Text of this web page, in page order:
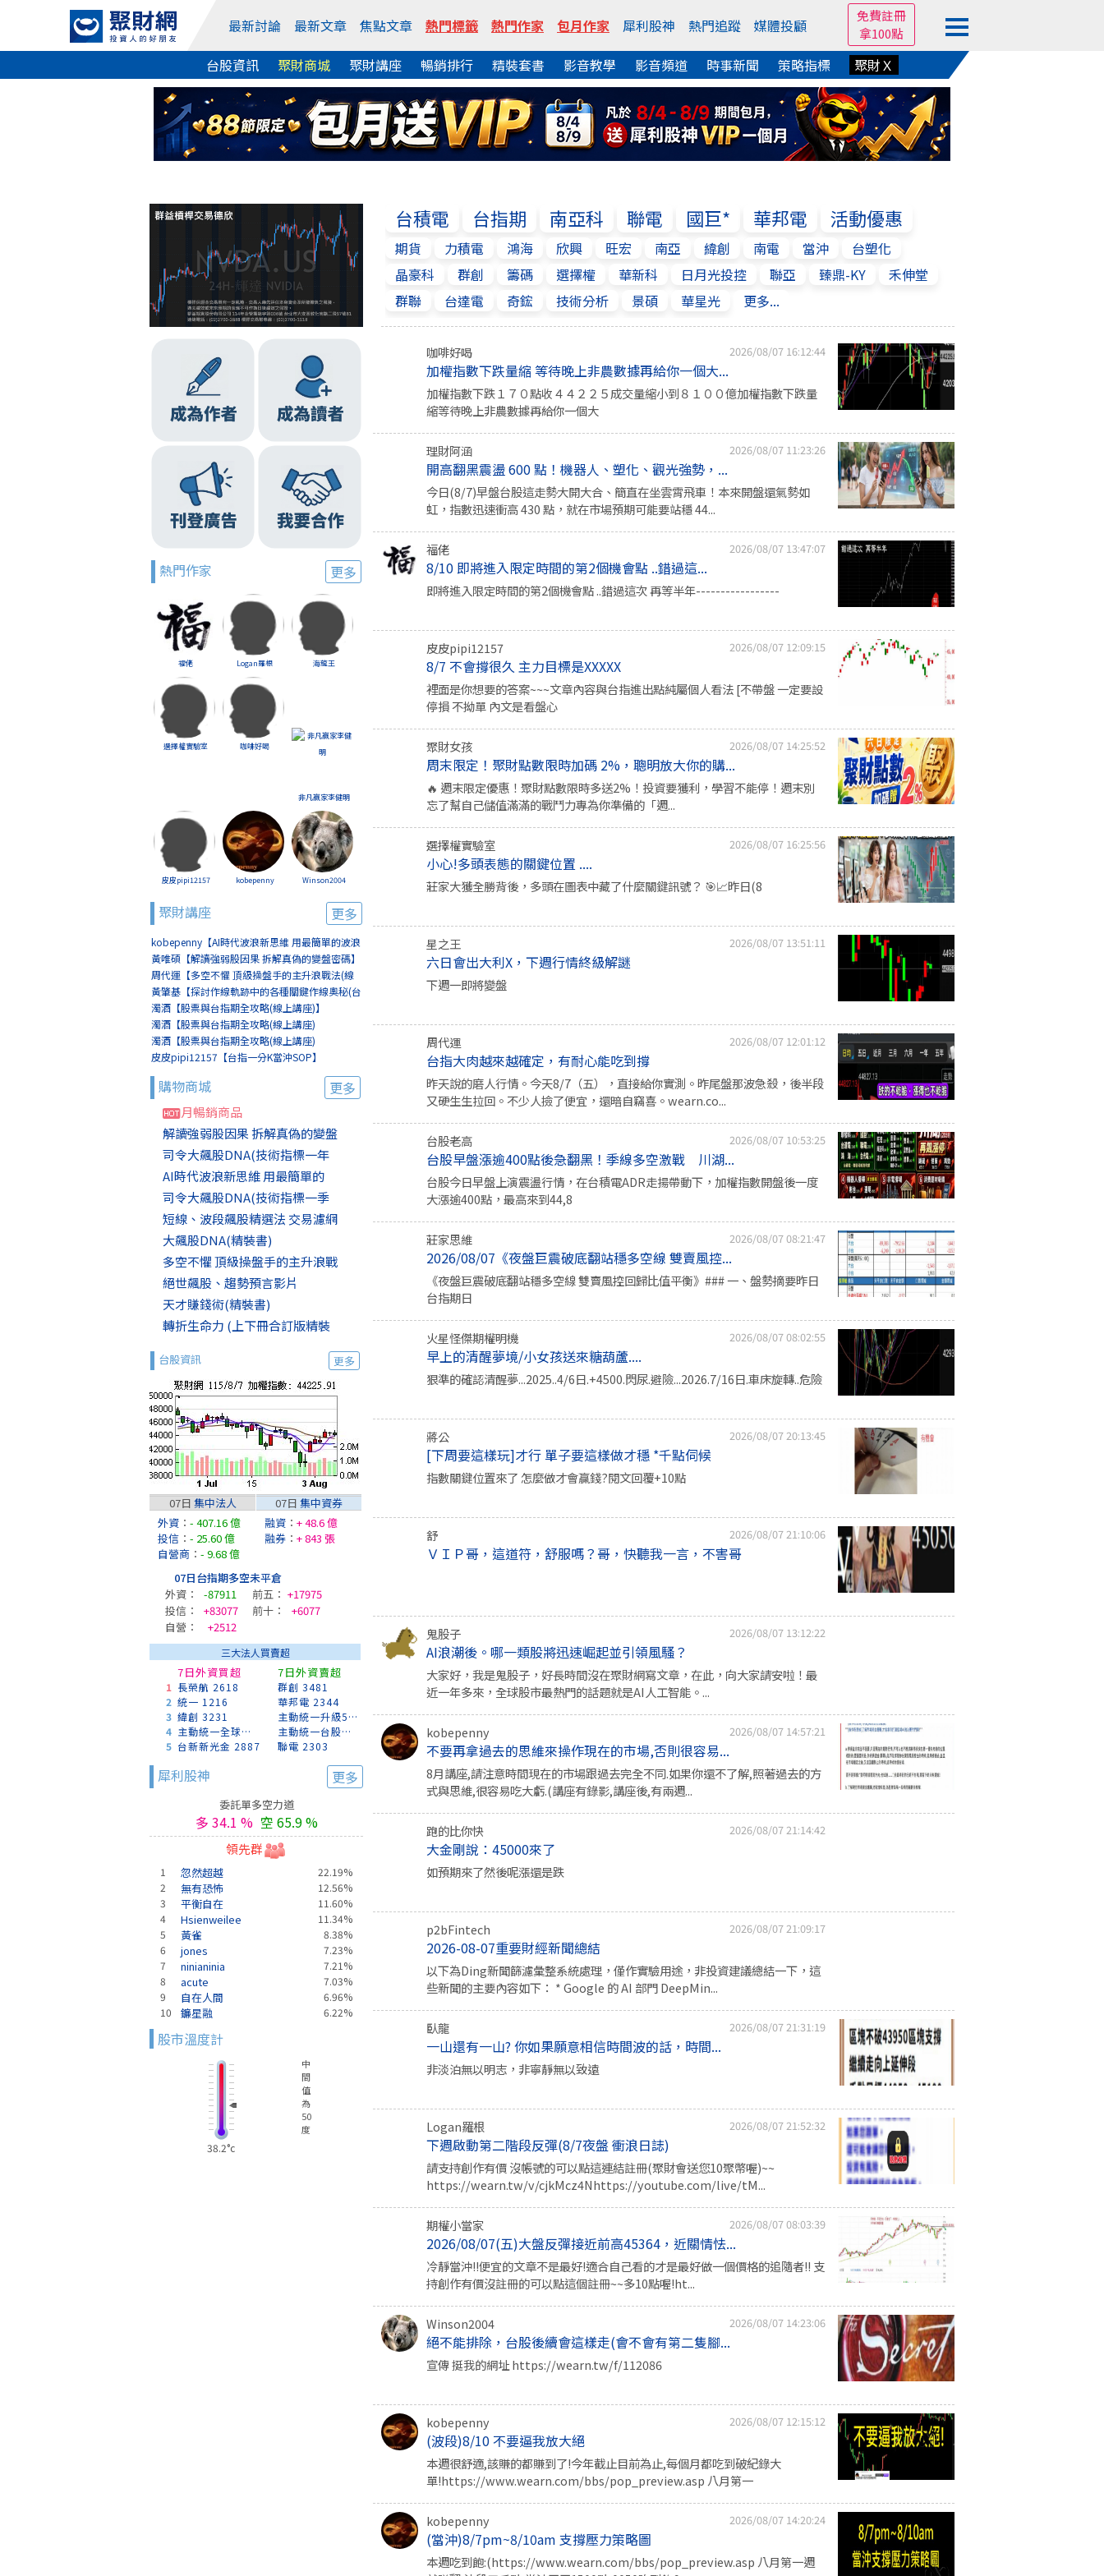
最新討論 最新文章 焦點文章 熱門標籤 熱門作家 包月作家 犀利股神 熱門追蹤 媒體投顧
免費註冊
拿100點
台股資訊 聚財商城 聚財講座 暢銷排行 精裝套書 影音教學 影音頻道 時事新聞 策略指標 聚財Ｘ
熱門作家 更多
福佬 Logan羅根 海龍王
選擇權實驗室 咖啡好喝
非凡贏家李健明
皮皮pipi12157 kobepenny Winson2004
聚財講座 更多
kobepenny【AI時代波浪新思維 用最簡單的波浪
賺最簡單的錢(線上講座)】
黃唯碩【解讀強弱股因果 拆解真偽的變盤密碼】
周代運【多空不懼 頂級操盤手的主升浪戰法(線
上講座)】
黃肇基【探討作線軌跡中的各種關鍵作線奧秘(台
北)】
濁酒【股票與台指期全攻略(線上講座)】
濁酒【股票與台指期全攻略(線上講座)
(8/2+8/9)】
濁酒【股票與台指期全攻略(線上講座)
(8/16+8/23)】
皮皮pipi12157【台指一分K當沖SOP】
購物商城 更多
月暢銷商品
解讀強弱股因果 拆解真偽的變盤
司令大飆股DNA(技術指標一年
AI時代波浪新思維 用最簡單的
司令大飆股DNA(技術指標一季
短線、波段飆股精選法 交易濾網
大飆股DNA(精裝書)
多空不懼 頂級操盤手的主升浪戰
絕世飆股、趨勢預言影片
天才賺錢術(精裝書)
轉折生命力 (上下冊合訂版精裝
台股資訊 更多
07日 集中法人
外資 ： - 407.16 億
投信 ： - 25.60 億
自營商 ： - 9.68 億
07日 集中資券
融資 ： + 48.6 億
融券 ： + 843 張
07日台指期多空未平倉
外資：
-87911 前五： +17975
投信：
+83077 前十：
+6077
自營：
+2512
三大法人買賣超
1
2
3
4
5
7日外資買超
長榮航 2618
統一 1216
緯創 3231
主動統一全球創新 00988A
台新新光金 2887
7日外資賣超
群創 3481
華邦電 2344
主動統一升級50 00403A
主動統一台股增長 00981A
聯電 2303
犀利股神 更多
委託單多空力道
多 34.1 % 空 65.9 %
領先群
1 忽然超越
22.19%
2
無有恐怖
12.56%
3
平衡自在
11.60%
4
Hsienweilee
11.34%
5
黃雀
8.38%
6
jones
7.23%
7
ninianinia
7.21%
8
acute
7.03%
9
自在人間
6.96%
10
鐮星融 6.22%
股市溫度計
中
間
值
為
50
度
38.2°c
台積電 台指期 南亞科 聯電 國巨* 華邦電 活動優惠
期貨 力積電 鴻海 欣興 旺宏 南亞 緯創 南電 當沖
台塑化
晶豪科
群創 籌碼 選擇權 華新科 日月光投控 聯亞 臻鼎-KY
禾伸堂
群聯
台達電 奇鋐 技術分析 景碩 華星光 更多...
咖啡好喝 2026/08/07 16:12:44
加權指數下跌量縮 等待晚上非農數據再給你一個大...
加權指數下跌１７０點收４４２２５成交量縮小到８１００億加權指數下跌量
縮等待晚上非農數據再給你一個大
理財阿涵 2026/08/07 11:23:26
開高翻黑震盪 600 點！機器人、塑化、觀光強勢，...
今日(8/7)早盤台股這走勢大開大合、簡直在坐雲霄飛車！本來開盤還氣勢如
虹，指數迅速衝高 430 點，就在市場預期可能要站穩 44...
福佬 2026/08/07 13:47:07
8/10 即將進入限定時間的第2個機會點 ..錯過這...
即將進入限定時間的第2個機會點 ..錯過這次 再等半年-----------------
皮皮pipi12157 2026/08/07 12:09:15
8/7 不會撐很久 主力目標是XXXXX
裡面是你想要的答案~~~文章內容與台指進出點純屬個人看法 [不帶盤 一定要設
停損 不拗單 內文是看盤心
聚財女孩 2026/08/07 14:25:52
周末限定！聚財點數限時加碼 2%，聰明放大你的購...
🔥 週末限定優惠！聚財點數限時多送2%！投資要獲利，學習不能停！週末別
忘了幫自己儲值滿滿的戰鬥力專為你準備的「週...
選擇權實驗室 2026/08/07 16:25:56
小心!多頭表態的關鍵位置 ....
莊家大獲全勝背後，多頭在圖表中藏了什麼關鍵訊號？ 🎯📈昨日(8
星之王 2026/08/07 13:51:11
六日會出大利X，下週行情終級解謎
下週一即將變盤
周代運 2026/08/07 12:01:12
台指大肉越來越確定，有耐心能吃到撐
昨天說的磨人行情。今天8/7（五），直接給你實測。昨尾盤那波急殺，後半段
又硬生生拉回。不少人撿了便宜，還暗自竊喜。wearn.co...
台股老高 2026/08/07 10:53:25
台股早盤漲逾400點後急翻黑！季線多空激戰 川湖...
台股今日早盤上演震盪行情，在台積電ADR走揚帶動下，加權指數開盤後一度
大漲逾400點，最高來到44,8
莊家思維 2026/08/07 08:21:47
2026/08/07《夜盤巨震破底翻站穩多空線 雙賣風控...
《夜盤巨震破底翻站穩多空線 雙賣風控回歸比值平衡》### 一、盤勢摘要昨日
台指期日
火星怪傑期權明機 2026/08/07 08:02:55
早上的清醒夢境/小女孩送來糖葫蘆....
狠準的確認清醒夢...2025..4/6日.+4500.閃尿.避險...2026.7/16日.車床旋轉..危險
蔣公 2026/08/07 20:13:45
[下周要這樣玩]才行 單子要這樣做才穩 *千點伺候
指數關鍵位置來了 怎麼做才會贏錢?閱文回覆+10點
舒 2026/08/07 21:10:06
ＶＩＰ哥，這道符，舒服嗎？哥，快聽我一言，不害哥
鬼股子 2026/08/07 13:12:22
AI浪潮後。哪一類股將迅速崛起並引領風騷？
大家好，我是鬼股子，好長時間沒在聚財網寫文章，在此，向大家請安啦！最
近一年多來，全球股市最熱門的話題就是AI人工智能。...
kobepenny 2026/08/07 14:57:21
不要再拿過去的思維來操作現在的市場,否則很容易...
8月講座,請注意時間現在的市場跟過去完全不同.如果你還不了解,照著過去的方
式與思維,很容易吃大虧.(講座有錄影,講座後,有兩週...
跑的比你快 2026/08/07 21:14:42
大金剛說：45000來了
如預期來了然後呢漲還是跌
p2bFintech 2026/08/07 21:09:17
2026-08-07重要財經新聞總結
以下為Ding新聞篩濾彙整系統處理，僅作實驗用途，非投資建議總結一下，這
些新聞的主要內容如下： * Google 的 AI 部門 DeepMin...
臥龍 2026/08/07 21:31:19
一山還有一山? 你如果願意相信時間波的話，時間...
非淡泊無以明志，非寧靜無以致遠
Logan羅根 2026/08/07 21:52:32
下週啟動第二階段反彈(8/7夜盤 衝浪日誌)
請支持創作有價 沒帳號的可以點這連結註冊(聚財會送您10聚幣喔)~~
https://wearn.tw/v/cjkMcz4Nhttps://youtube.com/live/tM...
期權小當家 2026/08/07 08:03:39
2026/08/07(五)大盤反彈接近前高45364，近關情怯...
冷靜當沖!!便宜的文章不是最好!適合自己看的才是最好做一個價格的追隨者!! 支
持創作有價沒註冊的可以點這個註冊~~多10點喔!ht...
Winson2004 2026/08/07 14:23:06
絕不能排除，台股後續會這樣走(會不會有第二隻腳...
宣傳 挺我的網址 https://wearn.tw/f/112086
kobepenny 2026/08/07 12:15:12
(波段)8/10 不要逼我放大絕
本週很舒適,該賺的都賺到了!今年截止目前為止,每個月都吃到破紀錄大
單!https://www.wearn.com/bbs/pop_preview.asp 八月第一
kobepenny 2026/08/07 14:20:24
(當沖)8/7pm~8/10am 支撐壓力策略圖
本週吃到飽:(https://www.wearn.com/bbs/pop_preview.asp 八月第一週